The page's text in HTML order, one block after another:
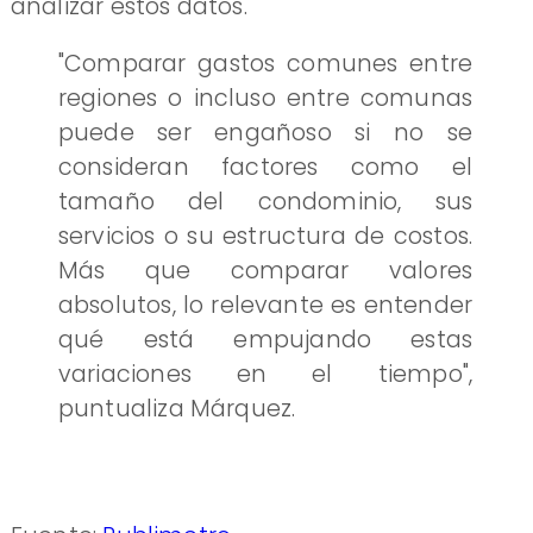
analizar estos datos.
"Comparar gastos comunes entre
regiones o incluso entre comunas
puede ser engañoso si no se
consideran factores como el
tamaño del condominio, sus
servicios o su estructura de costos.
Más que comparar valores
absolutos, lo relevante es entender
qué está empujando estas
variaciones en el tiempo",
puntualiza Márquez.